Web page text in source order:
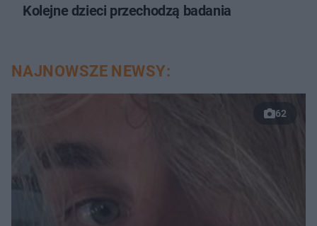
Kolejne dzieci przechodzą badania
NAJNOWSZE NEWSY:
62